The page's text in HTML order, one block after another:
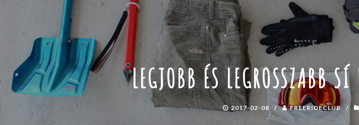
LEGJOBB ÉS LEGROSSZABB
2017-02-08 / FREERIDECLUB /